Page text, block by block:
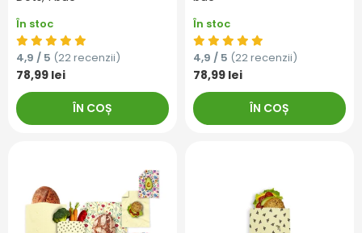
În stoc
4,9 / 5 (22 recenzii)
78,99 lei
ÎN COȘ
În stoc
4,9 / 5 (22 recenzii)
78,99 lei
ÎN COȘ